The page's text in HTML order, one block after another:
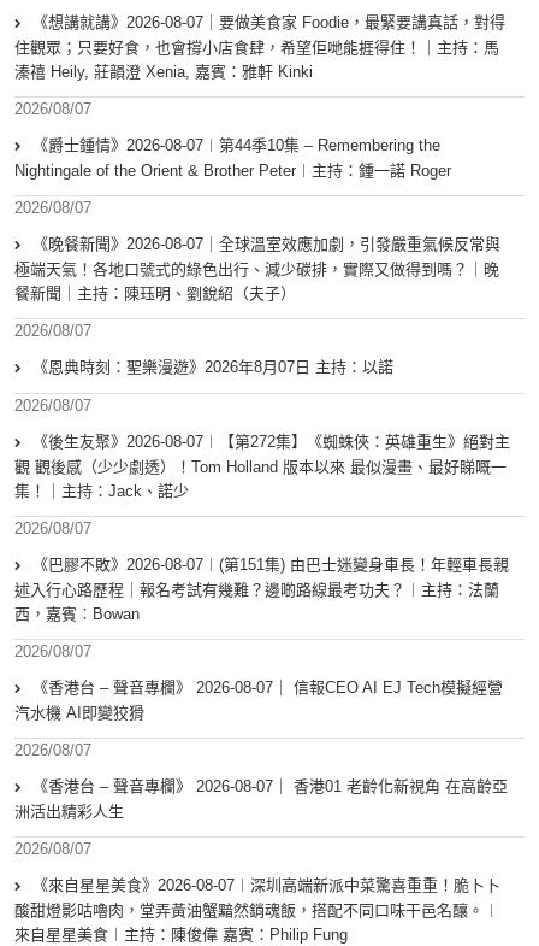
《想講就講》2026-08-07｜要做美食家 Foodie，最緊要講真話，對得
住觀眾；只要好食，也會撐小店食肆，希望佢哋能捱得住！｜主持：馬
溱禧 Heily, 莊韻澄 Xenia, 嘉賓：雅軒 Kinki
2026/08/07
《爵士鍾情》2026-08-07︱第44季10集 – Remembering the
Nightingale of the Orient & Brother Peter︱主持：鍾一諾 Roger
2026/08/07
《晚餐新聞》2026-08-07｜全球溫室效應加劇，引發嚴重氣候反常與
極端天氣！各地口號式的綠色出行、減少碳排，實際又做得到嗎？｜晚
餐新聞｜主持：陳珏明、劉銳紹（夫子）
2026/08/07
《恩典時刻：聖樂漫遊》2026年8月07日 主持：以諾
2026/08/07
《後生友聚》2026-08-07︱【第272集】《蜘蛛俠：英雄重生》絕對主
觀 觀後感（少少劇透）！Tom Holland 版本以來 最似漫畫、最好睇嘅一
集！｜主持：Jack、諾少
2026/08/07
《巴膠不敗》2026-08-07︱(第151集) 由巴士迷變身車長！年輕車長親
述入行心路歷程｜報名考試有幾難？邊啲路線最考功夫？︱主持：法蘭
西，嘉賓︰Bowan
2026/08/07
《香港台 – 聲音專欄》 2026-08-07｜ 信報CEO AI EJ Tech模擬經營
汽水機 AI即變狡猾
2026/08/07
《香港台 – 聲音專欄》 2026-08-07｜ 香港01 老齡化新視角 在高齡亞
洲活出精彩人生
2026/08/07
《來自星星美食》2026-08-07︱深圳高端新派中菜驚喜重重！脆卜卜
酸甜燈影咕嚕肉，堂弄黃油蟹黯然銷魂飯，搭配不同口味干邑名釀。︱
來自星星美食︱主持：陳俊偉 嘉賓：Philip Fung